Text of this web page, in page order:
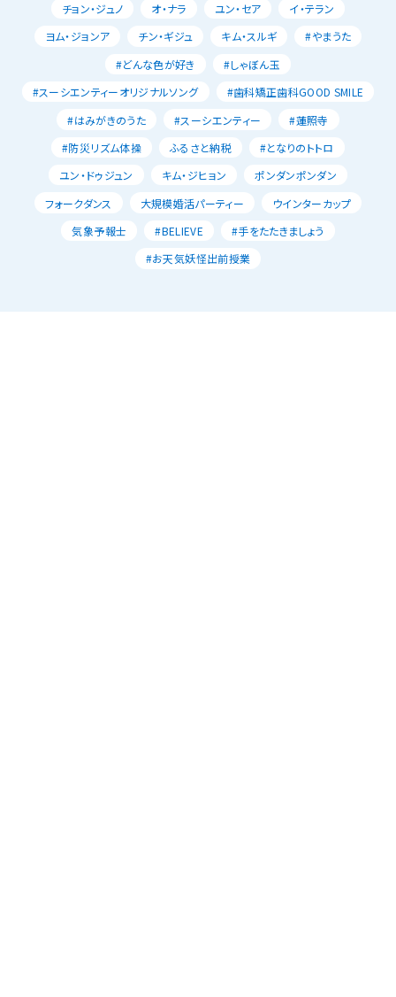
チョン・ジュノ
オ・ナラ ユン・セア
イ・テラン
ヨム・ジョンア
チン・ギジュ キム・スルギ
#やまうた
#どんな色が好き
#しゃぼん玉
#スーシエンティーオリジナルソング
#歯科矯正歯科GOOD SMILE
#はみがきのうた
#スーシエンティー
#蓮照寺
#防災リズム体操
ふるさと納税
#となりのトトロ
ユン・ドゥジュン
キム・ジヒョン
ポンダンポンダン
フォークダンス
大規模婚活パーティー
ウインターカップ
気象予報士
#BELIEVE
#手をたたきましょう
#お天気妖怪出前授業